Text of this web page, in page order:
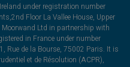
under registration number
Floor La Vallee House, Upper
Moorwand Ltd in partnership with
in France under number
Rue de la Bourse, 75002 Paris. It is
et de Résolution (ACPR),